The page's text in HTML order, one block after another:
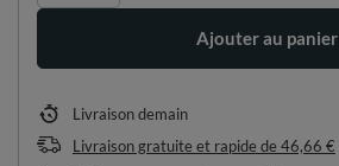
Ajouter au panier
Livraisondemain
Livraison gratuite et rapidede46,66 €